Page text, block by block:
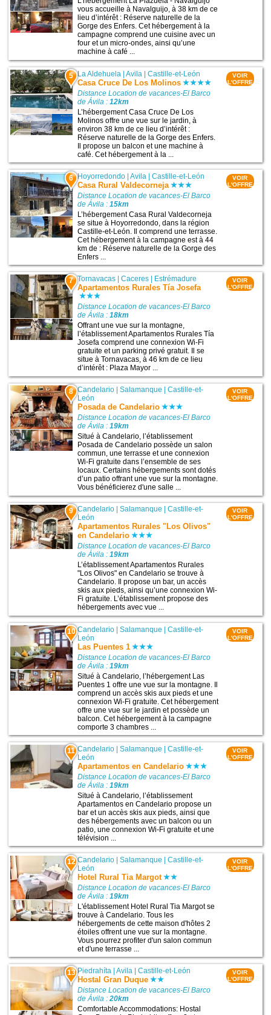
vous accueille à Navalguijo, à 38 km de ce
lieu d’intérêt : Réserve naturelle de la
Gorge des Enfers. Cet hébergement à la
campagne comprend une cuisine avec un
four et un micro-ondes, ainsi qu’une
machine à café ...
5 La Aldehuela |Avila |Castille-et-León
Casa Cruce De Los Molinos
Distance Location de vacances-El Barco
de Ávila :12km
L’hébergement Casa Cruce De Los
Molinos offre une vue sur le jardin, à
environ 38 km de ce lieu d’intérêt :
Réserve naturelle de la Gorge des Enfers.
Il propose un balcon et une machine à
café. Cet hébergement à la ...
VOIR
L'OFFRE
6 Hoyorredondo |Avila |Castille-et-León
Casa Rural Valdecorneja
Distance Location de vacances-El Barco
de Ávila :15km
L’hébergement Casa Rural Valdecorneja
se situe à Hoyorredondo, dans la région
Castille-et-León. Il comprend une terrasse.
Cet hébergement à la campagne est à 44
km de : Réserve naturelle de la Gorge des
Enfers ...
VOIR
L'OFFRE
7 Tornavacas |Caceres Estrémadure
Apartamentos Rurales Tía Josefa
Distance Location de vacances-El Barco
de Ávila :18km
Offrant une vue sur la montagne,
l’établissement Apartamentos Rurales Tía
Josefa comprend une connexion Wi-Fi
gratuite et un parking privé gratuit. Il se
situe à Tornavacas, à 46 km de ce lieu
d’intérêt : Plaza Mayor ...
VOIR
L'OFFRE
8 Candelario |Salamanque |Castille-et-
León
Posada de Candelario
Distance Location de vacances-El Barco
de Ávila :19km
Situé à Candelario, l’établissement
Posada de Candelario possède un salon
commun, une terrasse et une connexion
Wi-Fi gratuite dans l’ensemble de ses
locaux. Certains hébergements sont dotés
d’un patio offrant une vue sur la montagne.
Vous bénéficierez d'une salle ...
VOIR
L'OFFRE
9 Candelario |Salamanque |Castille-et-
León
Apartamentos Rurales "Los Olivos"
en Candelario
Distance Location de vacances-El Barco
de Ávila :19km
L’établissement Apartamentos Rurales
"Los Olivos" en Candelario se trouve à
Candelario. Il propose un bar, un accès
skis aux pieds, ainsi qu’une connexion Wi-
Fi gratuite. L’établissement propose des
hébergements avec vue ...
VOIR
L'OFFRE
10 Candelario |Salamanque |Castille-et-
León
Las Puentes 1
Distance Location de vacances-El Barco
de Ávila :19km
Situé à Candelario, l’hébergement Las
Puentes 1 offre une vue sur la montagne. Il
comprend un accès skis aux pieds et une
connexion Wi-Fi gratuite. Cet hébergement
offre une vue sur le jardin et possède un
balcon. Cet hébergement à la campagne
comporte 3 chambres ...
VOIR
L'OFFRE
11 Candelario |Salamanque |Castille-et-
León
Apartamentos en Candelario
Distance Location de vacances-El Barco
de Ávila :19km
Situé à Candelario, l’établissement
Apartamentos en Candelario propose un
bar et un accès skis aux pieds, ainsi que
des hébergements avec un balcon ou un
patio, une connexion Wi-Fi gratuite et une
télévision ...
VOIR
L'OFFRE
12 Candelario |Salamanque |Castille-et-
León
Hotel Rural Tia Margot
Distance Location de vacances-El Barco
de Ávila :19km
L'établissement Hotel Rural Tia Margot se
trouve à Candelario. Tous les
hébergements de cette maison d'hôtes 2
étoiles offrent une vue sur la montagne.
Vous pourrez profiter d'un salon commun
et d'une terrasse ...
VOIR
L'OFFRE
13 Piedrahíta |Avila |Castille-et-León
Hostal Gran Duque
Distance Location de vacances-El Barco
de Ávila :20km
Comfortable Accommodations: Hostal
VOIR
L'OFFRE